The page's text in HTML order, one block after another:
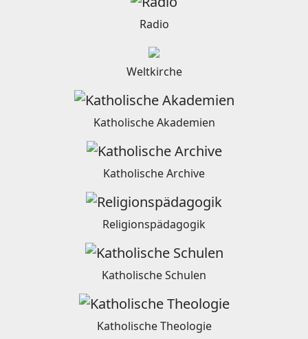
Radio
Weltkirche
Katholische Akademien
Katholische Archive
Religionspädagogik
Katholische Schulen
Katholische Theologie